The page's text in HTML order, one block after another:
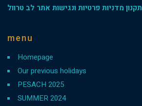
תקנון מדניות פרטיות ונגישות אתר לב טרוול
menu
Homepage
Our previous holidays
PESACH 2025
SUMMER 2024